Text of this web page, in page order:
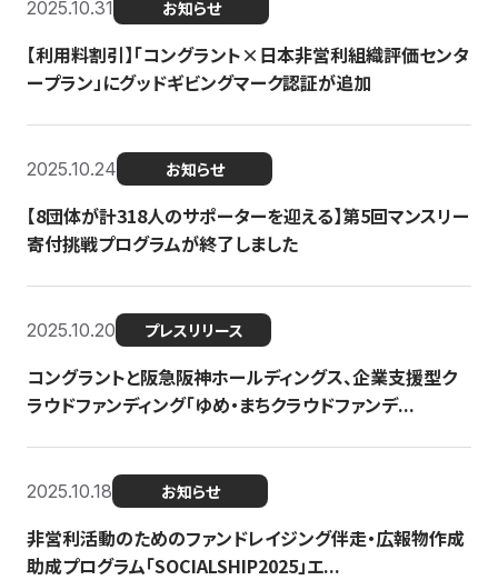
2025.10.31 お知らせ
【利用料割引】「コングラント×日本非営利組織評価センタ
ープラン」にグッドギビングマーク認証が追加
2025.10.24 お知らせ
【8団体が計318人のサポーターを迎える】​​第5回マンスリー
寄付挑戦プログラムが終了しました
2025.10.20 プレスリリース
コングラントと阪急阪神ホールディングス、企業支援型ク
ラウドファンディング「ゆめ・まちクラウドファンデ...
2025.10.18 お知らせ
非営利活動のためのファンドレイジング伴走・広報物作成
助成プログラム「SOCIALSHIP2025」エ...